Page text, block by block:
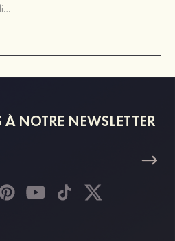
Robe trapèze col en v mousseline longueur ras du sol robe de demoiselle d'honneur avec plissé fendue
NOTRE NEWSLETTER